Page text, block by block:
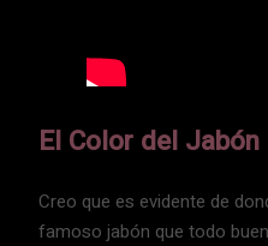
El Color del Jabón
Creo que es evidente de
famoso jabón que todo